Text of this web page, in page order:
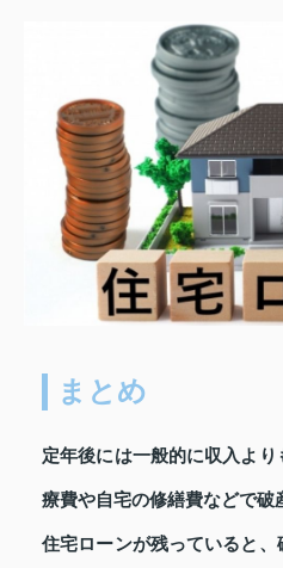
まとめ
定年後には一般的に収入よ
療費や自宅の修繕費などで破
住宅ローンが残っていると